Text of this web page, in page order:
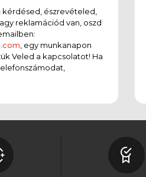
kérdésed, észrevételed,
reklamációd van, oszd
, egy munkanapon
Veled a kapcsolatot! Ha